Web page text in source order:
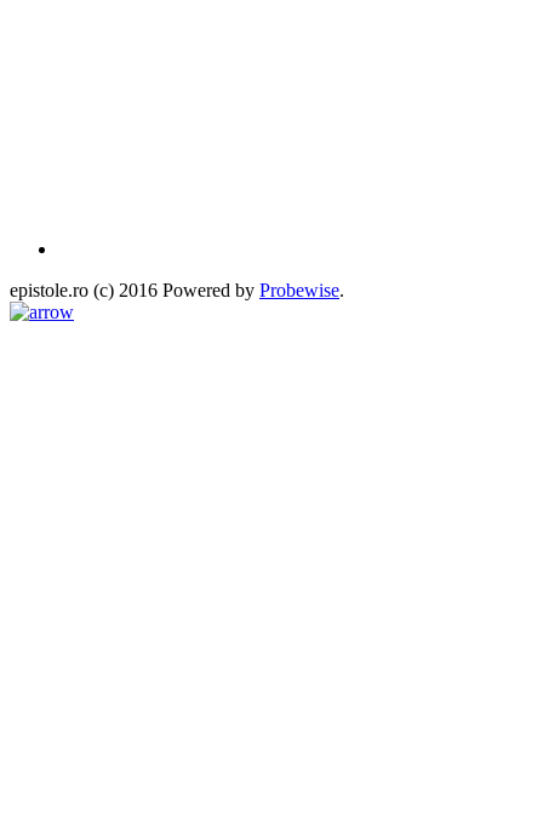
epistole.ro (c) 2016 Powered by Probewise.